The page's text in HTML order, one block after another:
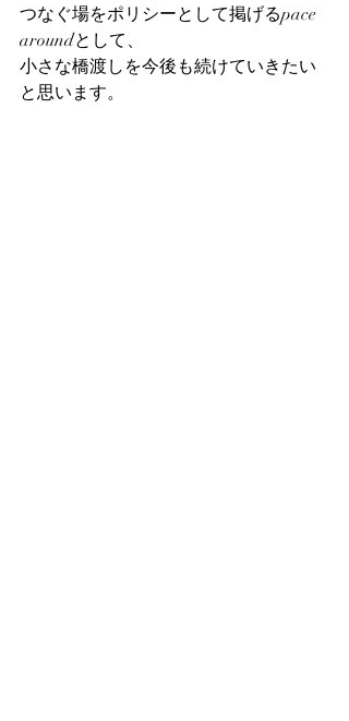
つなぐ場をポリシーとして掲げるpace
aroundとして、
小さな橋渡しを今後も続けていきたい
と思います。